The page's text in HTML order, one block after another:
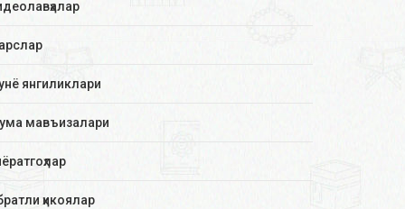
янгиликлари
мавъизалари
ҳикоялар